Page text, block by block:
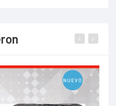
NUEVO